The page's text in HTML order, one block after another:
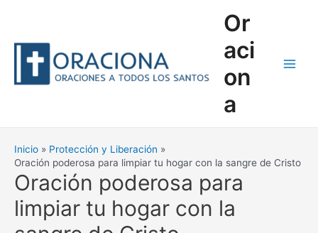
Or
aci
on
a
Inicio
Protección y Liberación
Oración poderosa para limpiar tu hogar con la sangre de Cristo
Oración poderosa para
limpiar tu hogar con la